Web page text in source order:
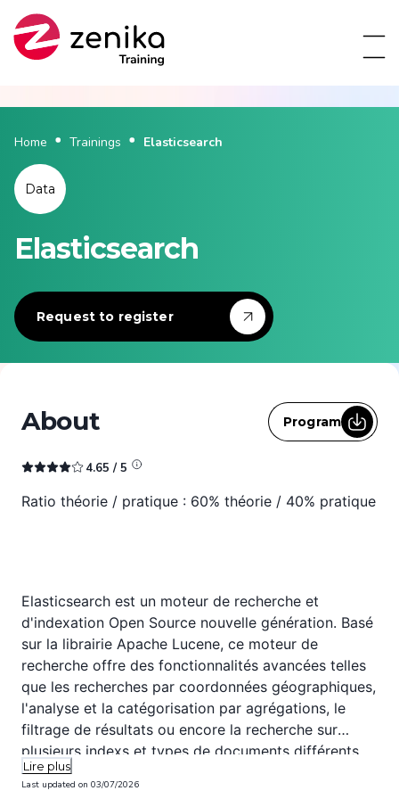
Home Trainings Elasticsearch
Data
Elasticsearch
Request to register
About Program
4.65 / 5
Ratio théorie / pratique : 60% théorie / 40% pratique
Elasticsearch est un moteur de recherche et
d'indexation Open Source nouvelle génération. Basé
sur la librairie Apache Lucene, ce moteur de
recherche offre des fonctionnalités avancées telles
que les recherches par coordonnées géographiques,
l'analyse et la catégorisation par agrégations, le
filtrage de résultats ou encore la recherche sur
plusieurs indexs et types de documents différents.
Taillé pour le Cloud, ElasticSearch a été
spécialement conçu pour indexer de très gros
Lire plus
Last updated on 03/07/2026